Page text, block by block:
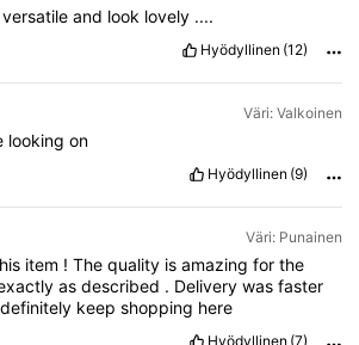
versatile and look lovely ....
Hyödyllinen (12)
Väri: Valkoinen
looking on
Hyödyllinen (9)
Väri: Punainen
item ! The quality is amazing for the
asdescribed . Deliverywasfaster
definitely keepshopping here
Hyödyllinen (7)